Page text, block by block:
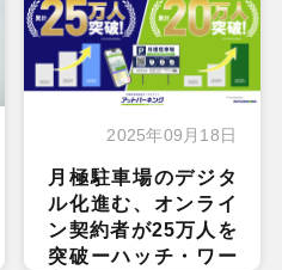
2025年09月18日
月極駐車場のデジタ
ル化進む、オンライ
ン契約者が25万人を
突破ーハッチ・ワー